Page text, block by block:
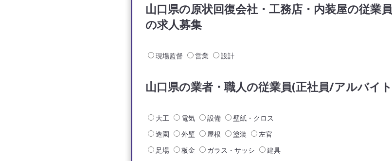
山口県の原状回復会社・工務店・内装屋の従業
の求人募集
現場監督 営業 設計
山口県の業者・職人の従業員(正社員/アルバイ
大工 電気 設備
壁紙・クロス
造園
外壁 屋根 塗装
左官
足場
板金 ガラス・サッシ
建具